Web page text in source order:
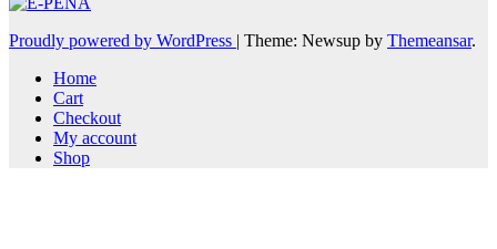
Proudly powered by WordPress | Theme: Newsup by Themeansar.
Home
Cart
Checkout
My account
Shop